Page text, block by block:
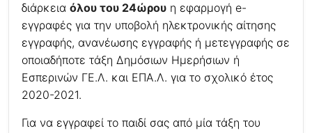
διάρκεια όλου του 24ώρου η εφαρμογή e-
εγγραφές για την υποβολή ηλεκτρονικής αίτησης
εγγραφής, ανανέωσης εγγραφής ή μετεγγραφής σε
οποιαδήποτε τάξη Δημόσιων Ημερήσιων ή
Εσπερινών ΓΕ.Λ. και ΕΠΑ.Λ. για το σχολικό έτος
2020-2021.
Για να εγγραφεί το παιδί σας από μία τάξη του